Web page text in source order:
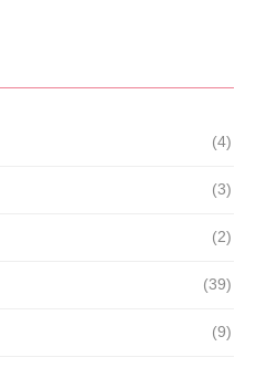
(4)
(3)
(2)
(39)
(9)